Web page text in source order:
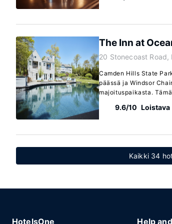
The Inn at
20 Stonecoast
Camden Hills State
päässä ja Windsor
majoituspaikasta.
9.6/10 Loistava
Kaikki 34
HotelsOne Help